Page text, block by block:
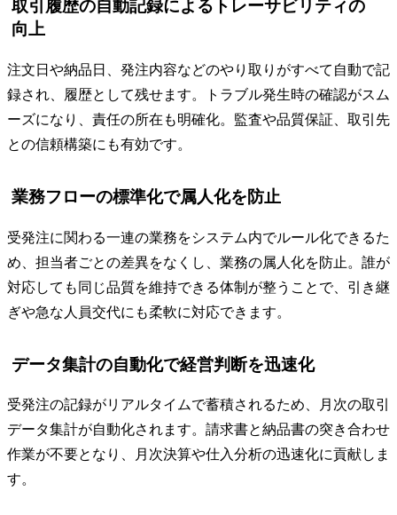
取引履歴の自動記録によるトレーサビリティの
向上
注文日や納品日、発注内容などのやり取りがすべて自動で記
録され、履歴として残せます。トラブル発生時の確認がスム
ーズになり、責任の所在も明確化。監査や品質保証、取引先
との信頼構築にも有効です。
業務フローの標準化で属人化を防止
受発注に関わる一連の業務をシステム内でルール化できるた
め、担当者ごとの差異をなくし、業務の属人化を防止。誰が
対応しても同じ品質を維持できる体制が整うことで、引き継
ぎや急な人員交代にも柔軟に対応できます。
データ集計の自動化で経営判断を迅速化
受発注の記録がリアルタイムで蓄積されるため、月次の取引
データ集計が自動化されます。請求書と納品書の突き合わせ
作業が不要となり、月次決算や仕入分析の迅速化に貢献しま
す。